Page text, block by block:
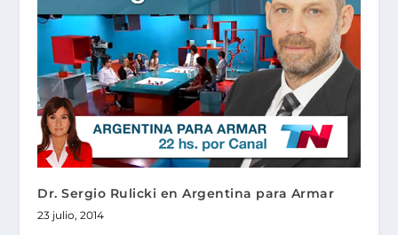
Dr. Sergio Rulicki en Argentina para Armar
23 julio, 2014